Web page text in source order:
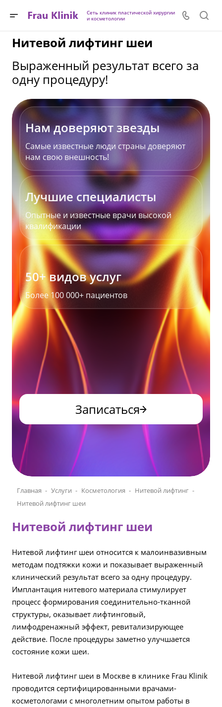
Сеть клиник пластической хирургии
и косметологии
Нитевой лифтинг шеи
Выраженный результат всего за
одну процедуру!
Нам доверяют звезды
Самые известные люди страны доверяют
нам свою внешность!
Лучшие специалисты
Опытные и известные врачи высокой
квалификации
50+ видов услуг
Более 100 000+ пациентов
Записаться
Главная Услуги Косметология
Нитевой лифтинг
Нитевой лифтинг шеи
Нитевой лифтинг шеи
Нитевой лифтинг шеи относится к малоинвазивным
методам подтяжки кожи и показывает выраженный
клинический результат всего за одну процедуру.
Имплантация нитевого материала стимулирует
процесс формирования соединительно-тканной
структуры, оказывает лифтинговый,
лимфодренажный эффект, ревитализирующее
действие. После процедуры заметно улучшается
состояние кожи шеи.
Нитевой лифтинг шеи в Москве в клинике Frau Klinik
проводится сертифицированными врачами-
косметологами с многолетним опытом работы в